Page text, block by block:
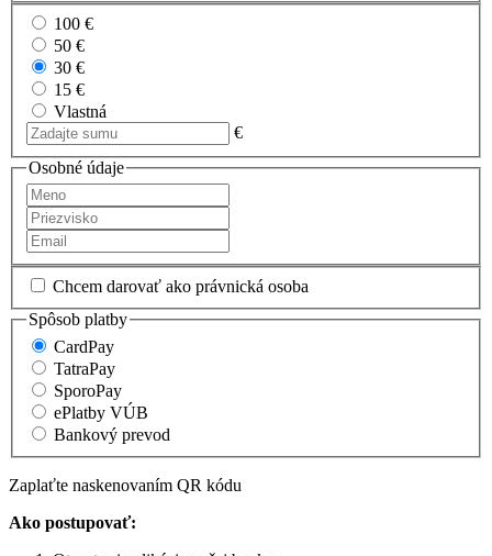
100 €
50 €
30 €
15 €
Vlastná
€
Osobné údaje
Chcem darovať ako právnická osoba
Spôsob platby
CardPay
TatraPay
SporoPay
ePlatby VÚB
Bankový prevod
Zaplaťte naskenovaním QR kódu
Ako postupovať: